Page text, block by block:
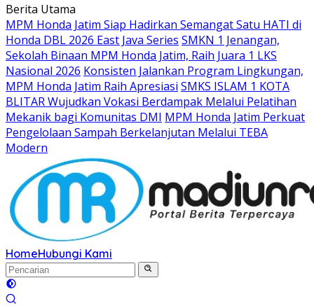
Langsung
ke
konten
Berita Utama
MPM Honda Jatim Siap Hadirkan Semangat Satu HATI di
Honda DBL 2026 East Java Series SMKN 1 Jenangan,
Sekolah Binaan MPM Honda Jatim, Raih Juara 1 LKS
Nasional 2026 Konsisten Jalankan Program Lingkungan,
MPM Honda Jatim Raih Apresiasi SMKS ISLAM 1 KOTA
BLITAR Wujudkan Vokasi Berdampak Melalui Pelatihan
Mekanik bagi Komunitas DMI MPM Honda Jatim Perkuat
Pengelolaan Sampah Berkelanjutan Melalui TEBA
Modern
HomeHubungi Kami